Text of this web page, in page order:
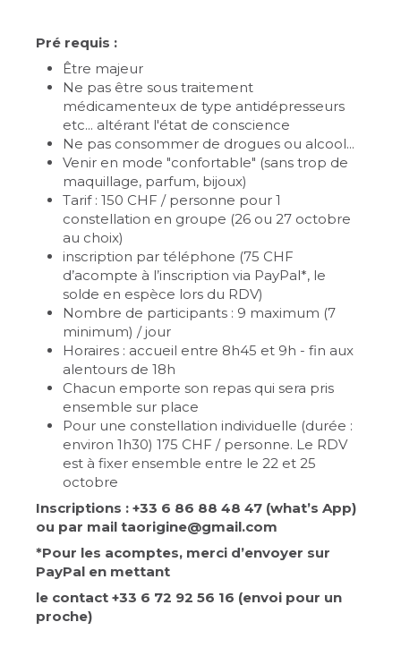
Pré requis :
Être majeur
Ne pas être sous traitement
médicamenteux de type antidépresseurs
etc... altérant l'état de conscience
Ne pas consommer de drogues ou alcool...
Venir en mode "confortable" (sans trop de
maquillage, parfum, bijoux)
Tarif : 150 CHF / personne pour 1
constellation en groupe (26 ou 27 octobre
au choix)
inscription par téléphone (75 CHF
d’acompte à l’inscription via PayPal*, le
solde en espèce lors du RDV)
Nombre de participants : 9 maximum (7
minimum) / jour
Horaires : accueil entre 8h45 et 9h - fin aux
alentours de 18h
Chacun emporte son repas qui sera pris
ensemble sur place
Pour une constellation individuelle (durée :
environ 1h30) 175 CHF / personne. Le RDV
est à fixer ensemble entre le 22 et 25
octobre
Inscriptions : +33 6 86 88 48 47 (what’s App)
ou par mail taorigine@gmail.com
*Pour les acomptes, merci d’envoyer sur
PayPal en mettant
le contact +33 6 72 92 56 16 (envoi pour un
proche)